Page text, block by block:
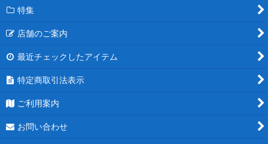
特集
店舗のご案内
最近チェックしたアイテム
特定商取引法表示
ご利用案内
お問い合わせ